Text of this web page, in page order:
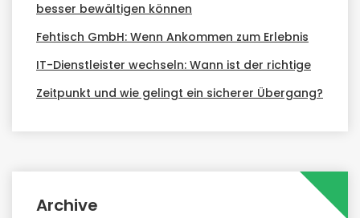
besser bewältigen können
Fehtisch GmbH: Wenn Ankommen zum Erlebnis
IT-Dienstleister wechseln: Wann ist der richtige
Zeitpunkt und wie gelingt ein sicherer Übergang?
Archive